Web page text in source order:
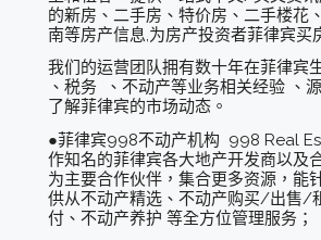
的新房、二手房、特价房、二手楼花
南等房产信息,为房产投资者菲律宾买
我们的运营团队拥有数十年在菲律宾
、税务 、不动产等业务相关经验 、
了解菲律宾的市场动态。
●菲律宾998不动产机构 998 Real
作知名的菲律宾各大地产开发商以及
为主要合作伙伴，集合更多资源，能
供从不动产精选、不动产购买/出售/
付、不动产养护 等全方位管理服务；